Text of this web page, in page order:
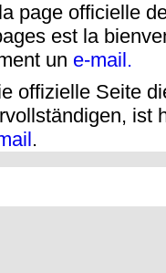
la page officielle
est la
un e-mail.
offizielle Seite
ist
.